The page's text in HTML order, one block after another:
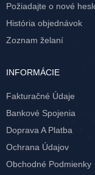
Požiadajte o nové
História objednávok
Zoznam želaní
INFORMÁCIE
Fakturačné Údaje
Bankové Spojenia
Doprava A Platba
Ochrana Údajov
Obchodné Podmienky